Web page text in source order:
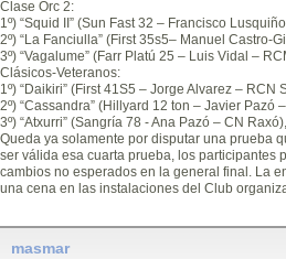
Clase Orc 2:
1º) “Squid II” (Sun Fast 32 – Francisco
2º) “La Fanciulla” (First 35s5– Manuel Castro-
3º) “Vagalume” (Farr Platú 25 – Luis Vidal –
Clásicos-Veteranos:
1º) “Daikiri” (First 41S5 – Jorge Alvarez – RCN
2º) “Cassandra” (Hillyard 12 ton – Javier Pazó
3º) “Atxurri” (Sangría 78 - Ana Pazó – CN
Queda ya solamente por disputar una prueba
ser válida esa cuarta prueba, los participantes
cambios no esperados en la general final. La
una cena en las instalaciones del Club
masmar